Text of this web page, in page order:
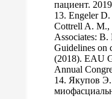
пациент.
13. Engeler
Cottrell A. M.,
Associates: B.
Guidelines on
(2018). EAU
Annual
14. Якупов